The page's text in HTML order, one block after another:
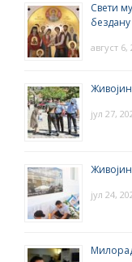
Свети
август 6,
јул 27,
јул 24,